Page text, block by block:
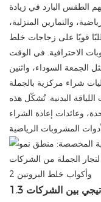
الطقس البارد في زيادة
والتمارين المنزلية،
طلبًا قويًا على زجاجات خلط
الاحترافية. في الوقت
الجمعة السوداء، واثنين
شراء مركزية بالجملة
البدنية. تُشكّل هذه
وعائدات إعادة الشراء
بين الشركات